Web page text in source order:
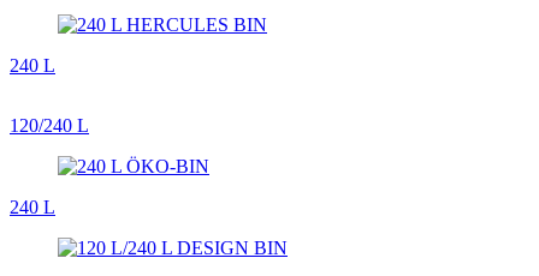
240 L
120/240 L
240 L